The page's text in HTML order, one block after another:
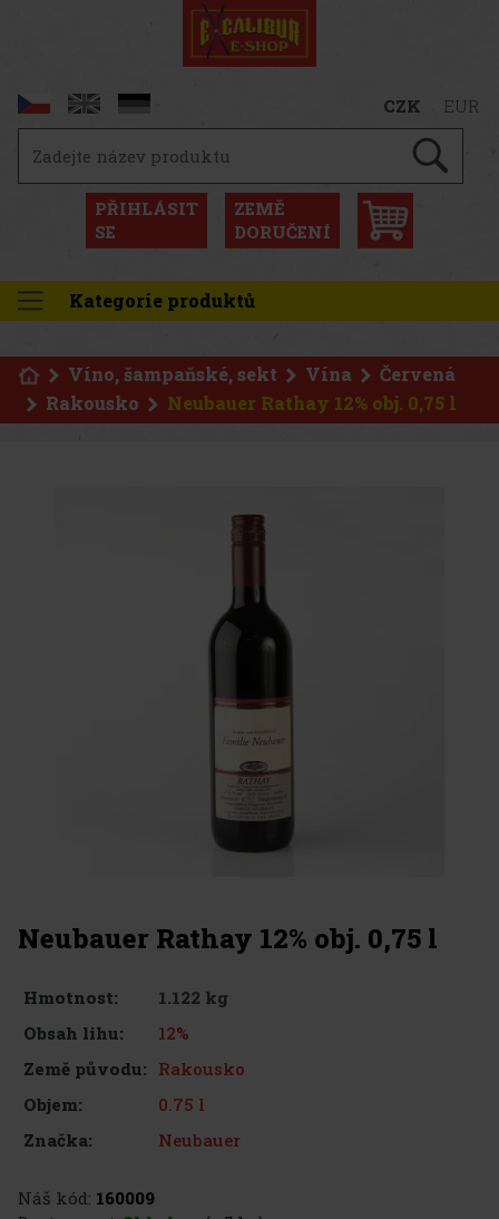
CZK EUR
PŘIHLÁSIT
SE
ZEMĚ
DORUČENÍ
Kategorie produktů
Víno, šampaňské, sekt Vína
Červená
Rakousko
Neubauer Rathay 12% obj. 0,75 l
Neubauer Rathay 12% obj. 0,75 l
Hmotnost:
1.122 kg
Obsah lihu:
12%
Země původu: Rakousko
Objem:
0.75 l
Značka:
Neubauer
Náš kód: 160009